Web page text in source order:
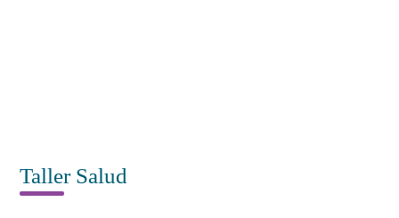
Taller Salud